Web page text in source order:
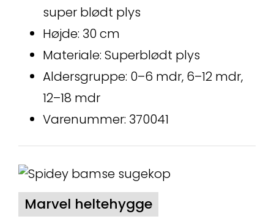
super blødt plys
Højde: 30 cm
Materiale: Superblødt plys
Aldersgruppe: 0–6 mdr, 6–12 mdr,
12–18 mdr
Varenummer: 370041
Marvel heltehygge